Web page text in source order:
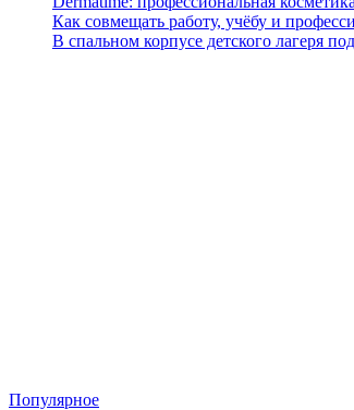
Как совмещать работу, учёбу и
В спальном корпусе детского лагеря
Популярное